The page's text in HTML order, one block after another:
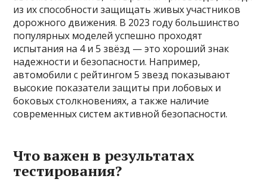
из их способности защищать живых участников
дорожного движения. В 2023 году большинство
популярных моделей успешно проходят
испытания на 4 и 5 звёзд — это хороший знак
надежности и безопасности. Например,
автомобили с рейтингом 5 звезд показывают
высокие показатели защиты при лобовых и
боковых столкновениях, а также наличие
современных систем активной безопасности.
Что важен в результатах
тестирования?